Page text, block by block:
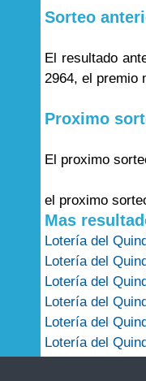
Sorteo
El resultado
2964, el premio
Proximo
El proximo
el proximo
Mas
Lotería del
Lotería del
Lotería del
Lotería del
Lotería del
Lotería del